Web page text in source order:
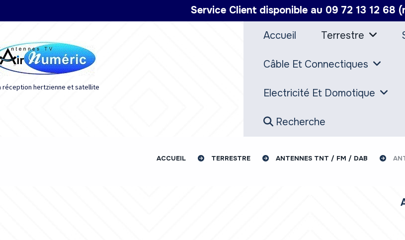
Service Client disponible au 09 72 13 12 68
réception hertzienne et satellite
Accueil Terrestre
Câble Et Connectiques
Electricité Et Domotique
Recherche
ACCUEIL TERRESTRE ANTENNES TNT / FM / DAB